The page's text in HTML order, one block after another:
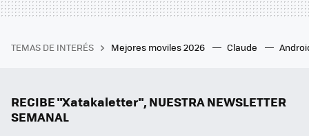
TEMAS DE INTERÉS Mejores moviles 2026 Claude
RECIBE "Xatakaletter", NUESTRA NEWSLETTER
SEMANAL